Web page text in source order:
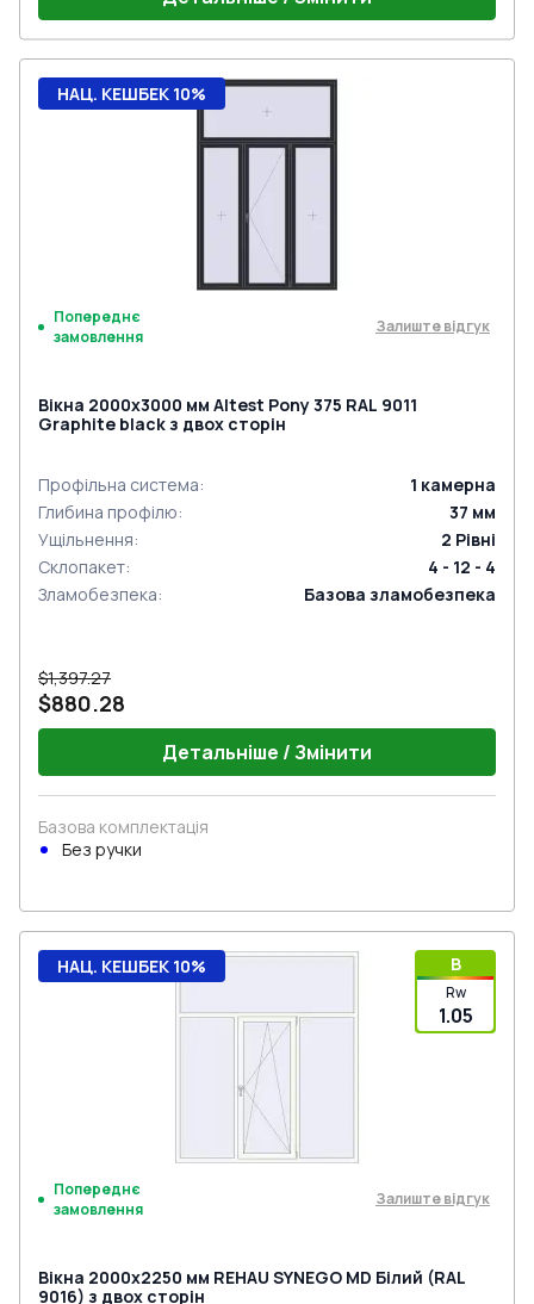
НАЦ. КЕШБЕК 10%
Попереднє
замовлення
Залиште відгук
Вікна 2000x3000 мм Altest Pony 375 RAL 9011
Graphite black з двох сторін
Профільна система: 1 камерна
Глибина профілю: 37 мм
Ущільнення: 2 Рівні
Склопакет:
4 - 12 - 4
Зламобезпека: Базова зламобезпека
$1,397.27
$880.28
Детальніше / Змінити
Базова комплектація
Без ручки
B
Rw
1.05
НАЦ. КЕШБЕК 10%
Попереднє
замовлення
Залиште відгук
Вікна 2000x2250 мм REHAU SYNEGO MD Білий (RAL
9016) з двох сторін